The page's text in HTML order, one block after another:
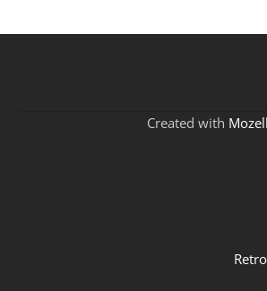
Created with